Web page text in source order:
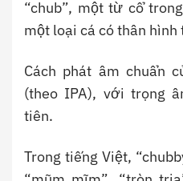
“chub”, một từ cổ
một loại cá có thân hình
Cách phát âm chuẩn
(theo IPA), với trọng
tiên.
Trong tiếng Việt,